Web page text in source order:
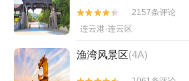


2157条评论
连云港·连云区
渔湾风景区(4A)